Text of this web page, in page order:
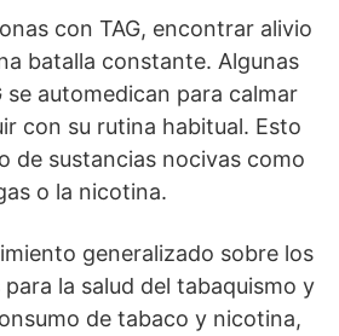
con TAG, encontrar alivio
batalla constante. Algunas
se automedican para calmar
con su rutina habitual. Esto
de sustancias nocivas como
o la nicotina.
generalizado sobre los
la salud del tabaquismo y
de tabaco y nicotina,